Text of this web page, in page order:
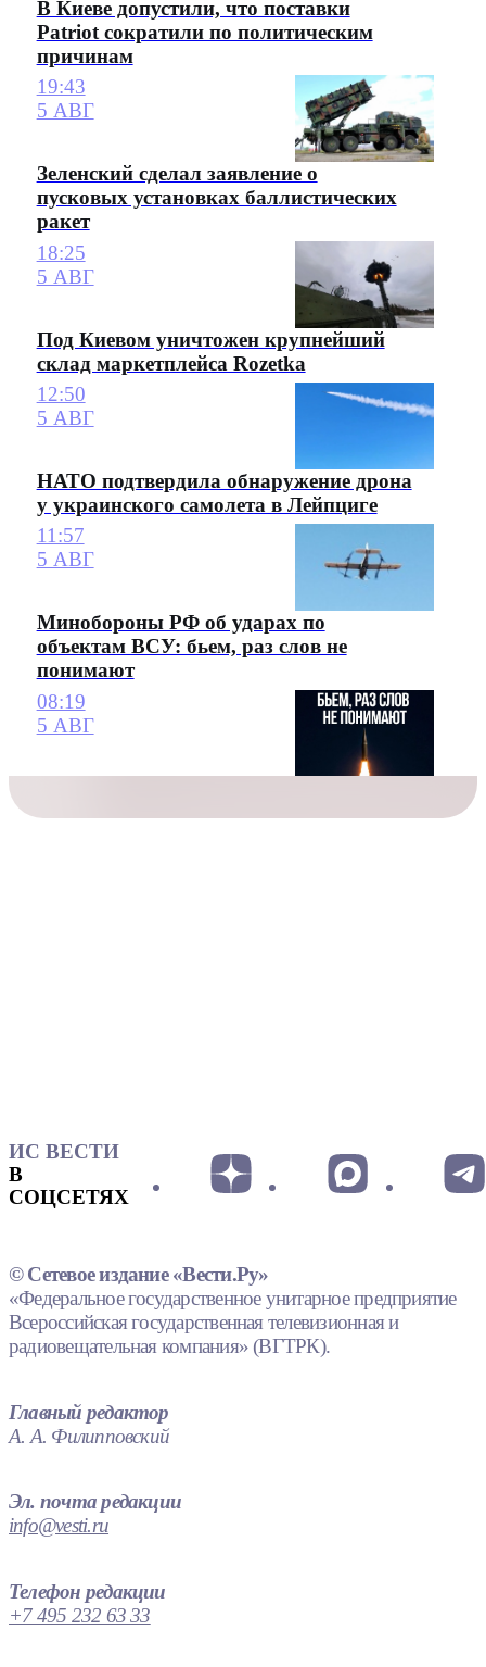
В Киеве допустили, что поставки
Patriot сократили по политическим
причинам
19:43
5 АВГ
Зеленский сделал заявление о
пусковых установках баллистических
ракет
18:25
5 АВГ
Под Киевом уничтожен крупнейший
склад маркетплейса Rozetka
12:50
5 АВГ
НАТО подтвердила обнаружение дрона
у украинского самолета в Лейпциге
11:57
5 АВГ
Минобороны РФ об ударах по
объектам ВСУ: бьем, раз слов не
понимают
08:19
5 АВГ
ИС ВЕСТИ
В
СОЦСЕТЯХ
© Сетевое издание «Вести.Ру»
«Федеральное государственное унитарное предприятие
Всероссийская государственная телевизионная и
радиовещательная компания» (ВГТРК).
Главный редактор
А. А. Филипповский
Эл. почта редакции
info@vesti.ru
Телефон редакции
+7 495 232 63 33